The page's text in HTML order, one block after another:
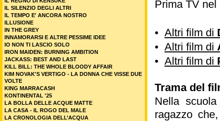
Prima TV
• Altri film di
• Altri film di
• Altri film di
Trama del
Nella
ragazzo
IL SILENZIO DEGLI ALTRI
IL TEMPO E' ANCORA NOSTRO
ILLUSIONE
IN THE GREY
INNAMORARSI E ALTRE PESSIME IDEE
IO NON TI LASCIO SOLO
IRON MAIDEN: BURNING AMBITION
JACKASS: BEST AND LAST
KILL BILL: THE WHOLE BLOODY AFFAIR
KIM NOVAK'S VERTIGO - LA DONNA CHE VISSE DUE
VOLTE
KING MARRACASH
KONTINENTAL '25
LA BOLLA DELLE ACQUE MATTE
LA CASA - IL ROGO DEL MALE
LA CRONOLOGIA DELL’ACQUA